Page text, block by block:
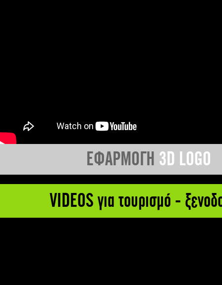
ΕΦΑΡΜΟΓΗ 3D LOGO
VIDEOS για τουρισμό -